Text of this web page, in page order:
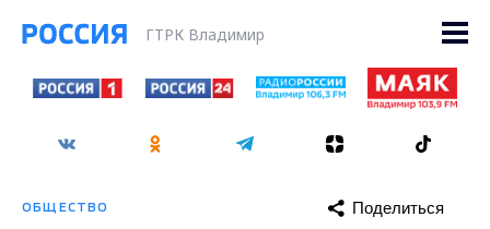
ГТРК Владимир
ОБЩЕСТВО Поделиться